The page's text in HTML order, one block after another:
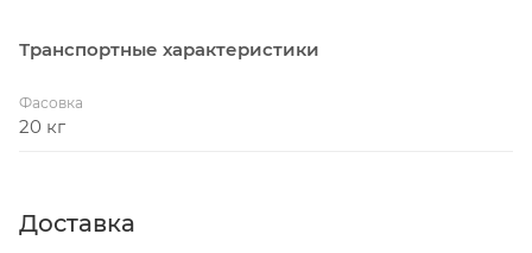
коррозии.
Транспортные характеристики
Фасовка
20 кг
Доставка